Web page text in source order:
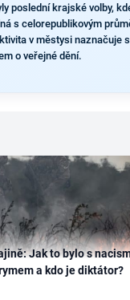
poslední krajské volby,
s celorepublikovým
v městysi naznačuje
o veřejné dění.
Jak to bylo s
a kdo je diktátor?